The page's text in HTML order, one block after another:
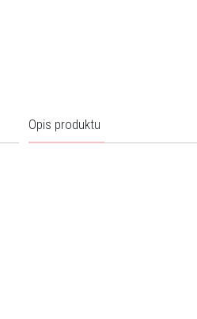
Opis produktu